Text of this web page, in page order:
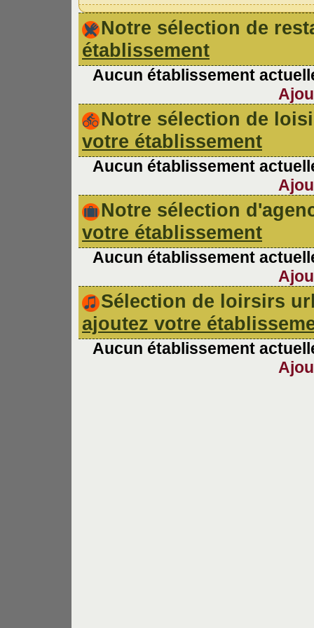
Notre sélection de
établissement
Aucun établissement
Notre sélection de
votre établissement
Aucun établissement
Notre sélection
votre établissement
Aucun établissement
Sélection de loirsirs
ajoutez votre
Aucun établissement